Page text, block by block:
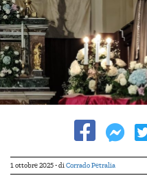
1 ottobre 2025- di Corrado Petralia